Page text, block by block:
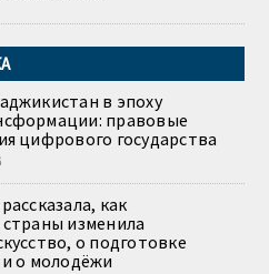
в эпоху
правовые
цифрового государства
как
изменила
о подготовке
о молодёжи